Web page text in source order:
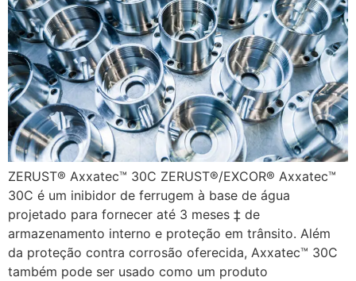
ZERUST® Axxatec™ 30C ZERUST®/EXCOR® Axxatec™
30C é um inibidor de ferrugem à base de água
projetado para fornecer até 3 meses ‡ de
armazenamento interno e proteção em trânsito. Além
da proteção contra corrosão oferecida, Axxatec™ 30C
também pode ser usado como um produto